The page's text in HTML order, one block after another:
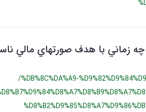
زماني با هدف صورتهاي مالي
/%DB%8C%DA%A9-